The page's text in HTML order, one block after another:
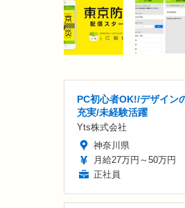
PC初心者OK!/デザイン
充実/未経験活躍
Yts株式会社
神奈川県
月給27万円～50万円
正社員